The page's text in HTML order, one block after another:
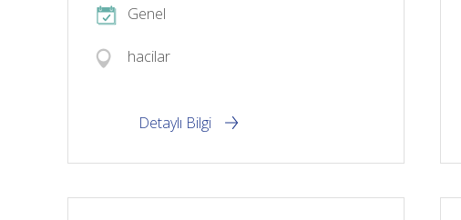
Genel
hacilar
Detaylı Bilgi